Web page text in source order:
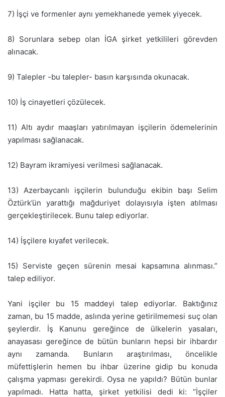
7) İşçi ve formenler aynı yemekhanede yemek yiyecek.
8) Sorunlara sebep olan İGA şirket yetkilileri görevden
alınacak.
9) Talepler -bu talepler- basın karşısında okunacak.
10) İş cinayetleri çözülecek.
11) Altı aydır maaşları yatırılmayan işçilerin ödemelerinin
yapılması sağlanacak.
12) Bayram ikramiyesi verilmesi sağlanacak.
13) Azerbaycanlı işçilerin bulunduğu ekibin başı Selim
Öztürk’ün yarattığı mağduriyet dolayısıyla işten atılması
gerçekleştirilecek. Bunu talep ediyorlar.
14) İşçilere kıyafet verilecek.
15) Serviste geçen sürenin mesai kapsamına alınması.”
talep ediliyor.
Yani işçiler bu 15 maddeyi talep ediyorlar. Baktığınız
zaman, bu 15 madde, aslında yerine getirilmemesi suç olan
şeylerdir. İş Kanunu gereğince de ülkelerin yasaları,
anayasası gereğince de bütün bunların hepsi bir ihbardır
aynı zamanda. Bunların araştırılması, öncelikle
müfettişlerin hemen bu ihbar üzerine gidip bu konuda
çalışma yapması gerekirdi. Oysa ne yapıldı? Bütün bunlar
yapılmadı. Hatta hatta, şirket yetkilisi dedi ki: “İşçiler